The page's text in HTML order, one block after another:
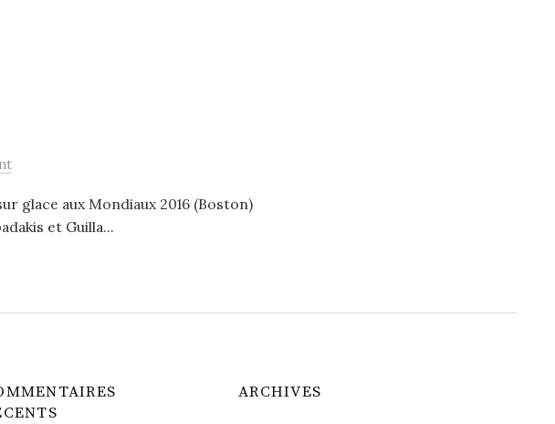
glace aux Mondiaux 2016 (Boston)
et Guilla...
ARCHIVES